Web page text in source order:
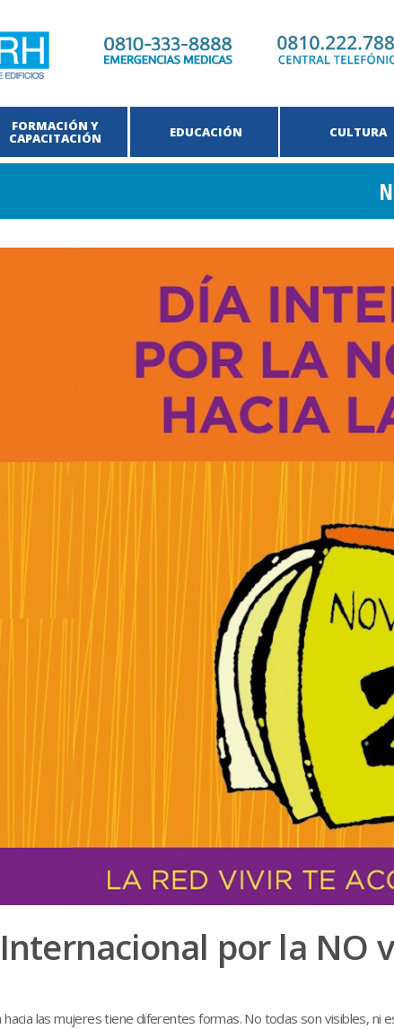
EDUCACIÓN CULTURA
FORMACIÓN Y
CAPACITACIÓN
por la NO
hacia las mujeres tiene diferentes formas. No todas son visibles, ni